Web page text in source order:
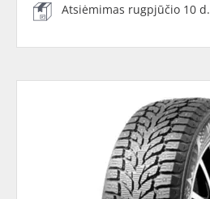
Atsiėmimas rugpjūčio 10 d.